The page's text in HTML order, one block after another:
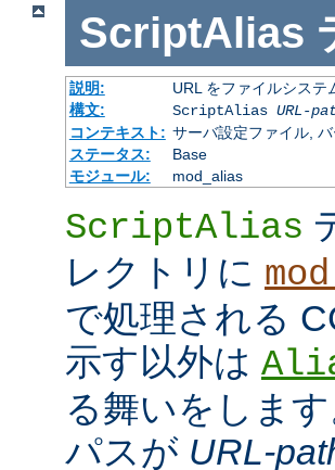
ScriptAlias
説明:
URL をファイルシス
構文:
ScriptAlias URL-
コンテキスト: サーバ設定ファイル,
ステータス:
Base
モジュール:
mod_alias
ScriptAlias
レクトリに
で処理される
示す以外は
る舞いをしま
パスが URL-